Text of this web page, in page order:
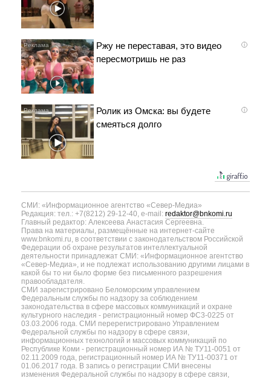
i
Ржу не переставая, это видео
пересмотришь не раз
i
Ролик из Омска: вы будете
смеяться долго
СМИ: «Информационное агентство «Север-Медиа»
Редакция: тел.: +7(8212) 29-12-40, e-mail: redaktor@bnkomi.ru
Главный редактор: Алексеева Анастасия Сергеевна.
Права на материалы, размещённые на интернет-сайте
www.bnkomi.ru, в соответствии с законодательством Российской
Федерации об охране результатов интеллектуальной
деятельности принадлежат СМИ: «Информационное агентство
«Север-Медиа», и не подлежат использованию другими лицами в
какой бы то ни было форме без письменного разрешения
правообладателя.
СМИ зарегистрировано Беломорским управлением
Федеральным службы по надзору за соблюдением
законодательства в сфере массовых коммуникаций и охране
культурного наследия - регистрационный номер ФС3-0225 от
03.03.2006 года. СМИ перерегистрировано Управлением
Федеральной службы по надзору в сфере связи,
информационных технологий и массовых коммуникаций по
Республике Коми - регистрационный номер ИА № ТУ11-0051 от
02.11.2009 года, регистрационный номер ИА № ТУ11-00371 от
01.06.2017 года. В запись о регистрации СМИ внесены
изменения Федеральной службы по надзору в сфере связи,